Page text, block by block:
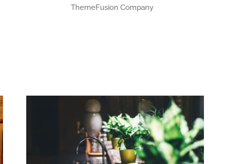
ThemeFusion Company